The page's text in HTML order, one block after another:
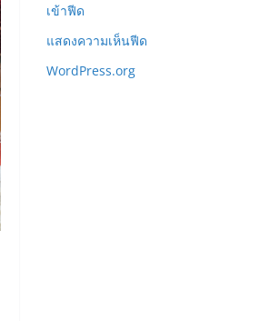
เข้าฟีด
แสดงความเห็นฟีด
WordPress.org